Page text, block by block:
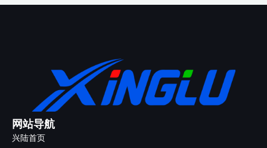
网站导航
兴陆首页